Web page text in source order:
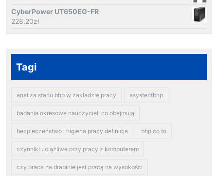
CyberPower UT650EG-FR
228.20zł
Tagi
analiza stanu bhp w zakładzie pracy asystentbhp
badania okresowe nauczycieli co obejmują
bezpieczeństwo i higiena pracy definicja bhp co to
czynniki uciążliwe przy pracy z komputerem
czy praca na drabinie jest pracą na wysokości